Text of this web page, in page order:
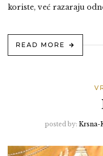
koriste, već razaraju
READ MORE
posted by: Krsna-